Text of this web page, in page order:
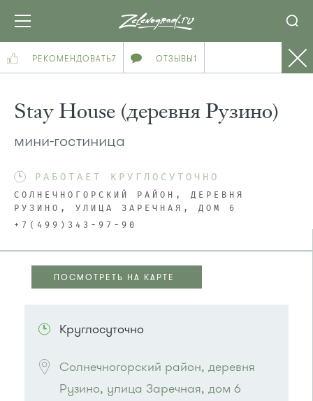
РЕКОМЕНДОВАТЬ7 ОТЗЫВЫ1
Stay House (деревня Рузино)
мини-гостиница
РАБОТАЕТ КРУГЛОСУТОЧНО
СОЛНЕЧНОГОРСКИЙ РАЙОН, ДЕРЕВНЯ
РУЗИНО, УЛИЦА ЗАРЕЧНАЯ, ДОМ 6
+7(499)343-97-90
ПОСМОТРЕТЬ НА КАРТЕ
Круглосуточно
Солнечногорский район, деревня
Рузино, улица Заречная, дом 6